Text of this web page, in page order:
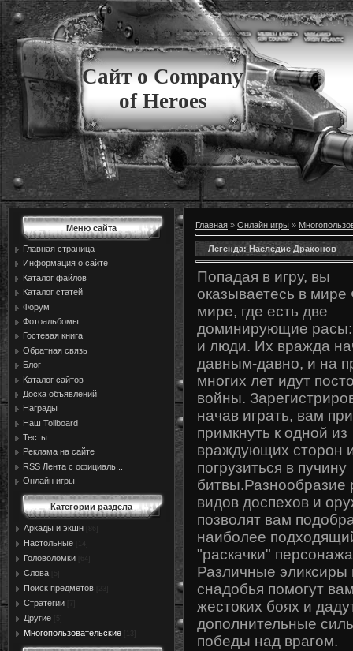
Сайт о Company
of Heroes
Меню сайта
Главная страница
Информация о сайте
Каталог файлов
Каталог статей
Форум
Фотоальбомы
Гостевая книга
Обратная связь
Блог
Каталог сайтов
Доска объявлений
Награды
Наш Tollboard
Тесты
Реклама на сайте
RSS Лента с официаль...
Онлайн игры
Категории раздела
Аркады и экшн
Настольные
Головоломки
Слова
Поиск предметов
Стратегии
Другие
Многопользовательские
Главная » Онлайн игры »
Легенда: Наследие Драконов
Попадая в игру, вы
оказываетесь в
мире, где есть две
доминирующие
и люди. Их вражда
давным-давно, и на
многих лет идут
войны.
начав играть, вам
примкнуть к одной из
враждующих сторон
погрузиться в пучину
битвы.Разнообразие
видов доспехов и
позволят вам
наиболее
"раскачки"
Различные эликсиры
снадобья помогут
жестоких боях и
дополнительные
победы над врагом.